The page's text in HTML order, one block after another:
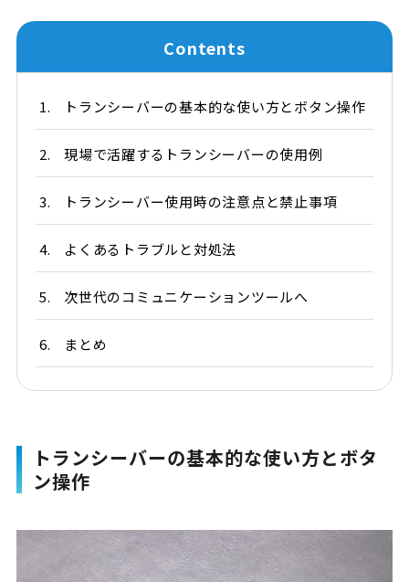
Contents
1. トランシーバーの基本的な使い方とボタン操作
2. 現場で活躍するトランシーバーの使用例
3. トランシーバー使用時の注意点と禁止事項
4. よくあるトラブルと対処法
5. 次世代のコミュニケーションツールへ
6. まとめ
トランシーバーの基本的な使い方とボタ
ン操作